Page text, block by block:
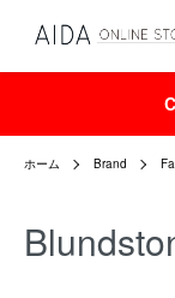
ホーム Brand